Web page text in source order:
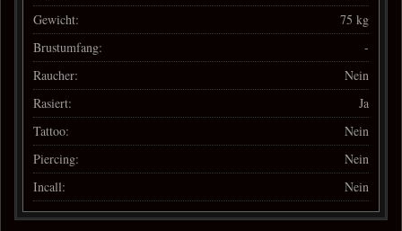
Gewicht:
75 kg
Brustumfang:
-
Raucher:
Nein
Rasiert:
Ja
Tattoo:
Nein
Piercing:
Nein
Incall:
Nein